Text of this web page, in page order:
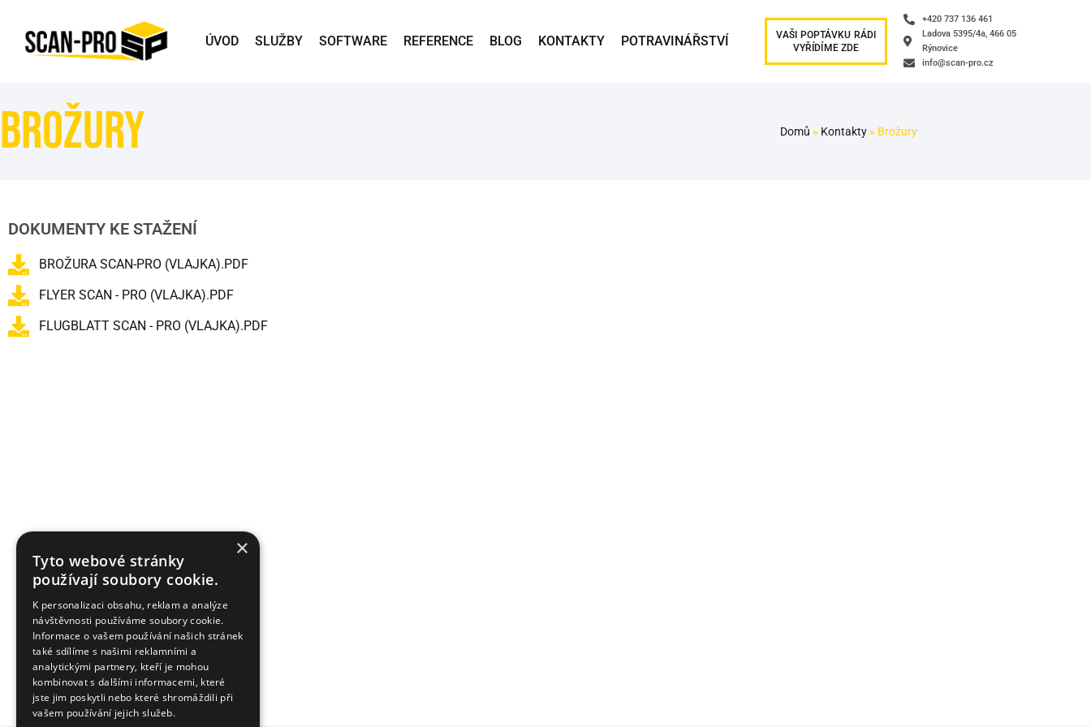
ÚVOD SLUŽBY SOFTWARE REFERENCE BLOG KONTAKTY POTRAVINÁŘSTVÍ
VAŠI POPTÁVKU RÁDI
VYŘÍDÍME ZDE
+420 737 136 461
Ladova 5395/4a, 466 05
Rýnovice
info@scan-pro.cz
Brožury Domů » Kontakty » Brožury
DOKUMENTY KE STAŽENÍ
BROŽURA SCAN-PRO (VLAJKA).PDF
FLYER SCAN - PRO (VLAJKA).PDF
FLUGBLATT SCAN - PRO (VLAJKA).PDF
×
Tyto webové stránky
používají soubory cookie.
K personalizaci obsahu, reklam a analýze
návštěvnosti používáme soubory cookie.
Informace o vašem používání našich stránek
také sdílíme s našimi reklamními a
analytickými partnery, kteří je mohou
kombinovat s dalšími informacemi, které
jste jim poskytli nebo které shromáždili při
vašem používání jejich služeb.